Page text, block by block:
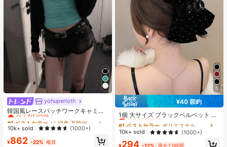
yohuperloth
韓国風レースパッチワークキャミソ
ールタンクトップ、Y2Kエステティ
ック、ストリートウェアカジュアル
サマー
#1 ベストセラー
売り切れ間近！
#1 ベストセラー
売り切れ間近！
#1 ベストセラー
売り切れ間近！
#1 ベストセラー
10k+ sold (1000+)
¥862 -22% 概算
5
¥40 節約
1個 大サイズ ブラックベルベット リ
ボン ヘアクリップ クリスタルライン
ストーン装飾付き、エレガントな二
重レイヤー フロック加工リボン レデ
ィース用
#1 ベストセラー
ポリエステル 髪の爪
売り切れ間近！
#1 ベストセラー
売り切れ間近！
#1 ベストセラー
売り切れ間近！
#1 ベストセラー
10k+ sold (1000+)
¥294 -12% 過去11時間